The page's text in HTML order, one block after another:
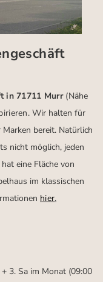
in 71711 Murr (Nähe
Wir halten für
bereit. Natürlich
nicht möglich, jeden
eine Fläche von
im klassischen
hier.
3. Sa im Monat (09:00